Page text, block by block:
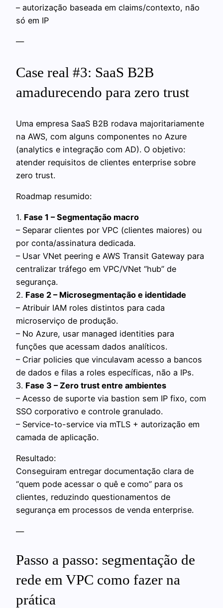
– autorização baseada em claims/contexto, não
só em IP
—
Case real #3: SaaS B2B
amadurecendo para zero trust
Uma empresa SaaS B2B rodava majoritariamente
na AWS, com alguns componentes no Azure
(analytics e integração com AD). O objetivo:
atender requisitos de clientes enterprise sobre
zero trust.
Roadmap resumido:
1. Fase 1 – Segmentação macro
– Separar clientes por VPC (clientes maiores) ou
por conta/assinatura dedicada.
– Usar VNet peering e AWS Transit Gateway para
centralizar tráfego em VPC/VNet “hub” de
segurança.
2. Fase 2 – Microsegmentação e identidade
– Atribuir IAM roles distintos para cada
microserviço de produção.
– No Azure, usar managed identities para
funções que acessam dados analíticos.
– Criar policies que vinculavam acesso a bancos
de dados e filas a roles específicas, não a IPs.
3. Fase 3 – Zero trust entre ambientes
– Acesso de suporte via bastion sem IP fixo, com
SSO corporativo e controle granulado.
– Service-to-service via mTLS + autorização em
camada de aplicação.
Resultado:
Conseguiram entregar documentação clara de
“quem pode acessar o quê e como” para os
clientes, reduzindo questionamentos de
segurança em processos de venda enterprise.
—
Passo a passo: segmentação de
rede em VPC como fazer na
prática